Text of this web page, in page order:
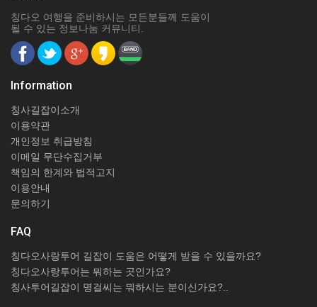
칭다오 여행을 준비하시는 모든분들께 도움이
될 수 있는 정보나눔 커뮤니티.
Information
칭사길잡이소개
이용약관
개인정보 취급방침
이메일 무단수집거부
책임의 한계와 법적고지
이용안내
문의하기
FAQ
칭다오사랑투어 길잡이 도움은 어떻게 받을 수 있을까요?
칭다오사랑투어는 뭐하는 곳인가요?
칭사투어길잡이 명걸씨는 뭐하시는 분이신가요?..